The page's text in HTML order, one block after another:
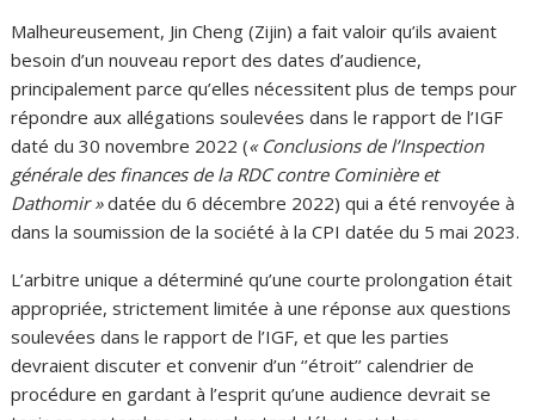
Malheureusement, Jin Cheng (Zijin) a fait valoir qu’ils avaient
besoin d’un nouveau report des dates d’audience,
principalement parce qu’elles nécessitent plus de temps pour
répondre aux allégations soulevées dans le rapport de l’IGF
daté du 30 novembre 2022 (« Conclusions de l’Inspection
générale des finances de la RDC contre Cominière et
Dathomir »datée du 6 décembre 2022) qui a été renvoyée à
dans la soumission de la société à la CPI datée du 5 mai 2023.
L’arbitre unique a déterminé qu’une courte prolongation était
appropriée, strictement limitée à une réponse aux questions
soulevées dans le rapport de l’IGF, et que les parties
devraient discuter et convenir d’un ‘’étroit’’ calendrier de
procédure en gardant à l’esprit qu’une audience devrait se